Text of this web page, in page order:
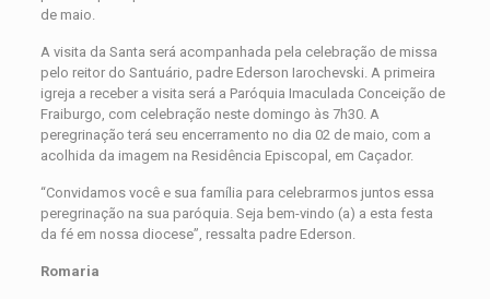
de maio.
A visita da Santa será acompanhada pela celebração de missa
pelo reitor do Santuário, padre Ederson Iarochevski. A primeira
igreja a receber a visita será a Paróquia Imaculada Conceição de
Fraiburgo, com celebração neste domingo às 7h30. A
peregrinação terá seu encerramento no dia 02 de maio, com a
acolhida da imagem na Residência Episcopal, em Caçador.
“Convidamos você e sua família para celebrarmos juntos essa
peregrinação na sua paróquia. Seja bem-vindo (a) a esta festa
da fé em nossa diocese”, ressalta padre Ederson.
Romaria